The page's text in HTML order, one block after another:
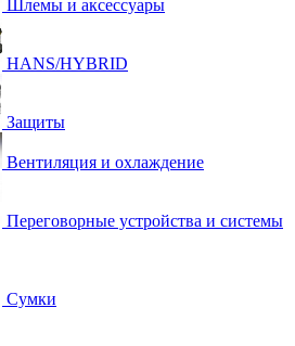
Шлемы и аксессуары
HANS/HYBRID
Защиты
Вентиляция и охлаждение
Переговорные устройства и системы
Сумки